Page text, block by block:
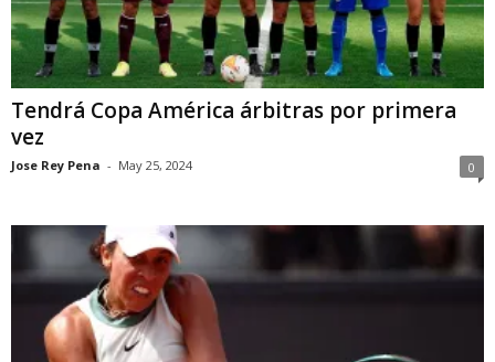
Tendrá Copa América árbitras por primera
vez
Jose Rey Pena - May 25, 2024 0